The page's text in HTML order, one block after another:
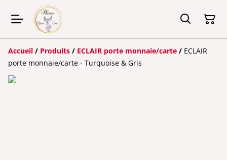
Accueil / Produits / ECLAIR porte monnaie/carte / ECLAIR
porte monnaie/carte - Turquoise & Gris